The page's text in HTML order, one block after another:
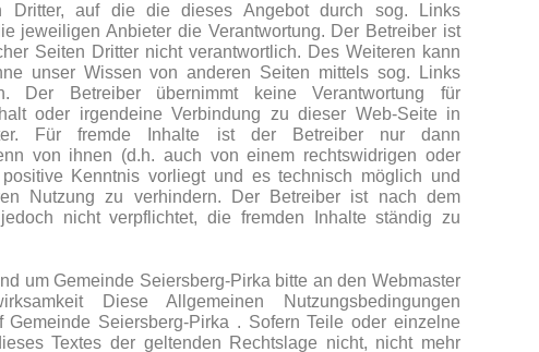
Dritter, auf die die dieses Angebot durch sog. Links
jeweiligen Anbieter die Verantwortung. Der Betreiber ist
Seiten Dritter nicht verantwortlich. Des Weiteren kann
unser Wissen von anderen Seiten mittels sog. Links
Der Betreiber übernimmt keine Verantwortung für
oder irgendeine Verbindung zu dieser Web-Seite in
Für fremde Inhalte ist der Betreiber nur dann
von ihnen (d.h. auch von einem rechtswidrigen oder
Kenntnis vorliegt und es technisch möglich und
Nutzung zu verhindern. Der Betreiber ist nach dem
nicht verpflichtet, die fremden Inhalte ständig zu
um Gemeinde Seiersberg-Pirka bitte an den Webmaster
Diese Allgemeinen Nutzungsbedingungen
Gemeinde Seiersberg-Pirka . Sofern Teile oder einzelne
Textes der geltenden Rechtslage nicht, nicht mehr